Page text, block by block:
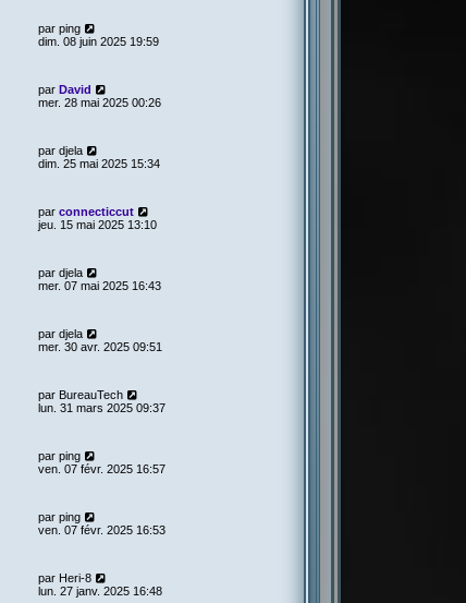
par ping
dim. 08 juin 2025 19:59
par David
mer. 28 mai 2025 00:26
par djela
dim. 25 mai 2025 15:34
par connecticcut
jeu. 15 mai 2025 13:10
par djela
mer. 07 mai 2025 16:43
par djela
mer. 30 avr. 2025 09:51
par BureauTech
lun. 31 mars 2025 09:37
par ping
ven. 07 févr. 2025 16:57
par ping
ven. 07 févr. 2025 16:53
par Heri-8
lun. 27 janv. 2025 16:48